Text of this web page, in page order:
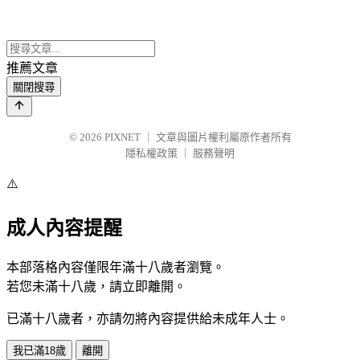
推薦文章
關閉搜尋
© 2026 PIXNET
文章與圖片權利屬原作者所有
隱私權政策
服務聲明
⚠️
成人內容提醒
本部落格內容僅限年滿十八歲者瀏覽。
若您未滿十八歲，請立即離開。
已滿十八歲者，亦請勿將內容提供給未成年人士。
我已滿18歲 離開